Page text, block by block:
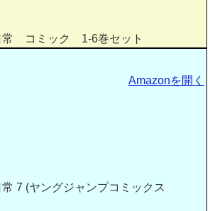
常 コミック 1-6巻セット
7 (ヤングジャンプコミックス
Amazonを開く